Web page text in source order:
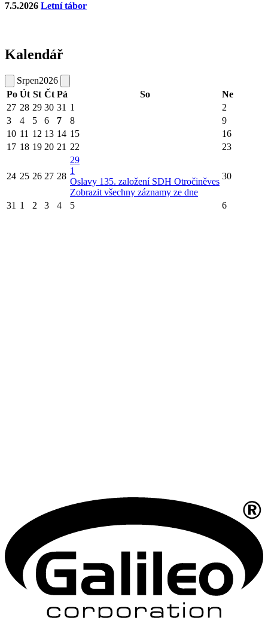
7.5.2026 Letní tábor
Kalendář
Srpen2026
Po Út St Čt Pá So
Ne
27 28 29 30 31 1
2
3
4 5 6 7 8
9
10 11 12 13 14 15
16
17 18 19 20 21 22 23
24 25 26 27 28
29
1
Oslavy 135. založení SDH Otročiněves
Zobrazit všechny záznamy ze dne
30
31 1 2 3 4 5 6